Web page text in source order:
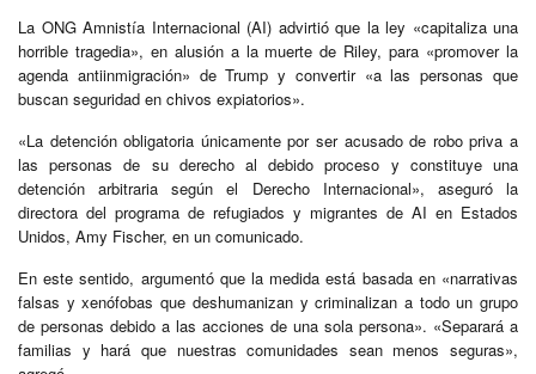
La ONG Amnistía Internacional (AI) advirtió que la ley «capitaliza una
horrible tragedia», en alusión a la muerte de Riley, para «promover la
agenda antiinmigración» de Trump y convertir «a las personas que
buscan seguridad en chivos expiatorios».
«La detención obligatoria únicamente por ser acusado de robo priva a
las personas de su derecho al debido proceso y constituye una
detención arbitraria según el Derecho Internacional», aseguró la
directora del programa de refugiados y migrantes de AI en Estados
Unidos, Amy Fischer, en un comunicado.
En este sentido, argumentó que la medida está basada en «narrativas
falsas y xenófobas que deshumanizan y criminalizan a todo un grupo
de personas debido a las acciones de una sola persona». «Separará a
familias y hará que nuestras comunidades sean menos seguras»,